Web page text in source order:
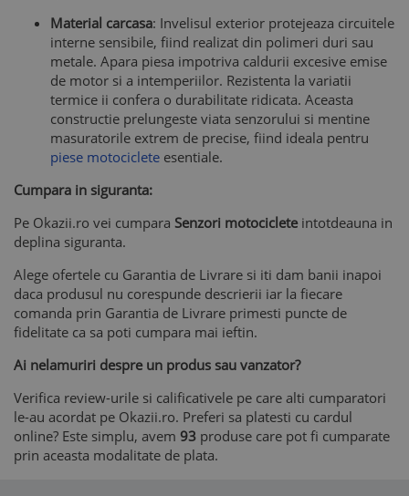
Material carcasa: Invelisul exterior protejeaza circuitele
interne sensibile, fiind realizat din polimeri duri sau
metale. Apara piesa impotriva caldurii excesive emise
de motor si a intemperiilor. Rezistenta la variatii
termice ii confera o durabilitate ridicata. Aceasta
constructie prelungeste viata senzorului si mentine
masuratorile extrem de precise, fiind ideala pentru
piese motociclete esentiale.
Cumpara in siguranta:
Pe Okazii.ro vei cumpara Senzori motocicleteintotdeauna in
deplina siguranta.
Alege ofertele cu Garantia de Livrare si iti dam banii inapoi
daca produsul nu corespunde descrierii iar la fiecare
comanda prin Garantia de Livrare primesti puncte de
fidelitate ca sa poti cumpara mai ieftin.
Ai nelamuriri despre un produs sau vanzator?
Verifica review-urile si calificativele pe care alti cumparatori
le-au acordat pe Okazii.ro. Preferi sa platesti cu cardul
online? Este simplu, avem 93 produse care pot fi cumparate
prin aceasta modalitate de plata.